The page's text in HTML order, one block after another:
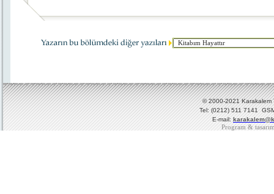
© 2000-2021 Karakalem
Tel: (0212) 511 7141
E-mail:
Program &